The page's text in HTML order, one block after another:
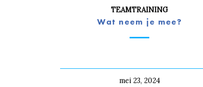
TEAMTRAINING
Wat neem je mee?
mei 23, 2024